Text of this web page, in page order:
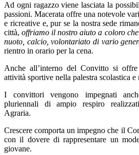
Ad ogni ragazzo viene lasciata la
passioni. Macerata offre una notevole
e ricreative e, pur se la nostra sede
città,offriamo il nostro aiuto a coloro
nuoto, calcio, volontariato di vario
rientro in orario per la cena.
Anche all’interno del Convitto si
attività sportive nella palestra scolastica e
I convittori vengono impegnati
pluriennali di ampio respiro
Agraria.
Crescere comporta un impegno che il
con il dovere di rappresentare un
giovane.